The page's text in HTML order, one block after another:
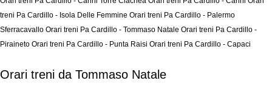
treni Pa Cardillo - Isola Delle Femmine Orari treni Pa Cardillo - Palermo
Sferracavallo Orari treni Pa Cardillo - Tommaso Natale Orari treni Pa Cardillo -
Piraineto Orari treni Pa Cardillo - Punta Raisi Orari treni Pa Cardillo - Capaci
Orari treni da Tommaso Natale